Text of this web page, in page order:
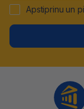
Apstiprinu un